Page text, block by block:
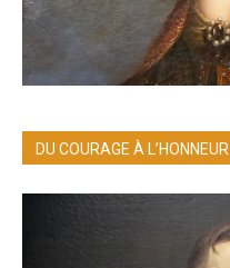
DU COURAGE À L’HONNEUR